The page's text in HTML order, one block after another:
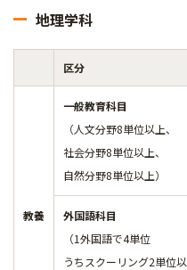
地理学科
区分
教養
一般教育科目
（人文分野8単位以上、
社会分野8単位以上、
自然分野8単位以上）
外国語科目
（1外国語で4単位
うちスクーリング2単位以